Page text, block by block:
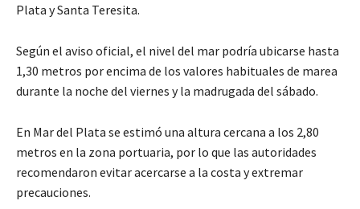
Plata y Santa Teresita.
Según el aviso oficial, el nivel del mar podría ubicarse hasta
1,30 metros por encima de los valores habituales de marea
durante la noche del viernes y la madrugada del sábado.
En Mar del Plata se estimó una altura cercana a los 2,80
metros en la zona portuaria, por lo que las autoridades
recomendaron evitar acercarse a la costa y extremar
precauciones.